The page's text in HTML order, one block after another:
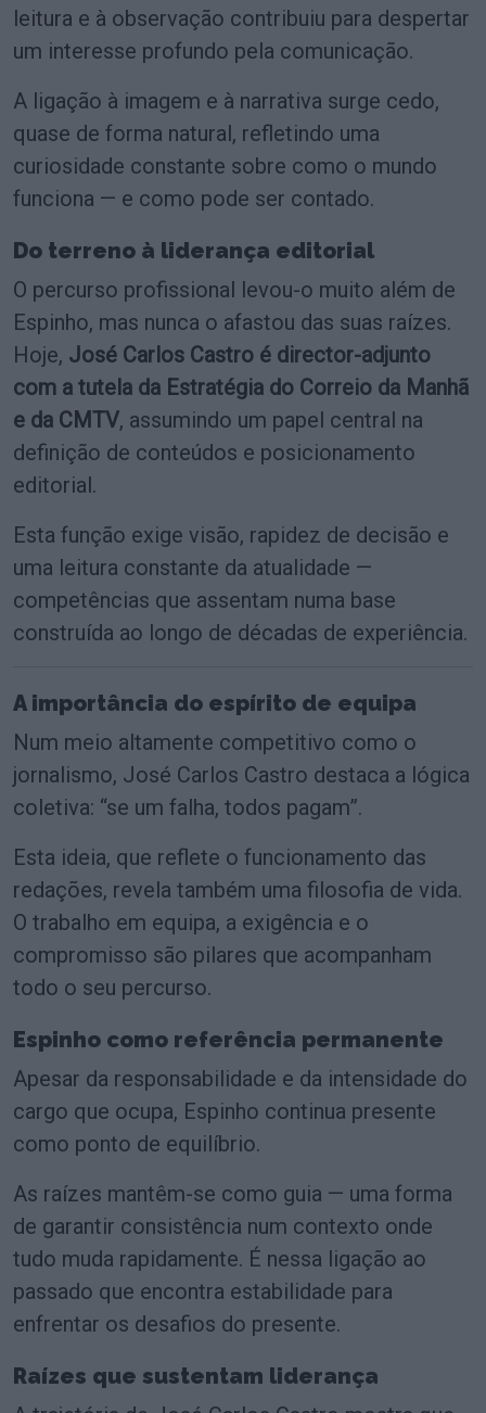
leitura e à observação contribuiu para despertar
um interesse profundo pela comunicação.
A ligação à imagem e à narrativa surge cedo,
quase de forma natural, refletindo uma
curiosidade constante sobre como o mundo
funciona — e como pode ser contado.
Do terreno à liderança editorial
O percurso profissional levou-o muito além de
Espinho, mas nunca o afastou das suas raízes.
Hoje, José Carlos Castro é director-adjunto
com a tutela da Estratégia do Correio da Manhã
e da CMTV, assumindo um papel central na
definição de conteúdos e posicionamento
editorial.
Esta função exige visão, rapidez de decisão e
uma leitura constante da atualidade —
competências que assentam numa base
construída ao longo de décadas de experiência.
A importância do espírito de equipa
Num meio altamente competitivo como o
jornalismo, José Carlos Castro destaca a lógica
coletiva: “se um falha, todos pagam”.
Esta ideia, que reflete o funcionamento das
redações, revela também uma filosofia de vida.
O trabalho em equipa, a exigência e o
compromisso são pilares que acompanham
todo o seu percurso.
Espinho como referência permanente
Apesar da responsabilidade e da intensidade do
cargo que ocupa, Espinho continua presente
como ponto de equilíbrio.
As raízes mantêm-se como guia — uma forma
de garantir consistência num contexto onde
tudo muda rapidamente. É nessa ligação ao
passado que encontra estabilidade para
enfrentar os desafios do presente.
Raízes que sustentam liderança